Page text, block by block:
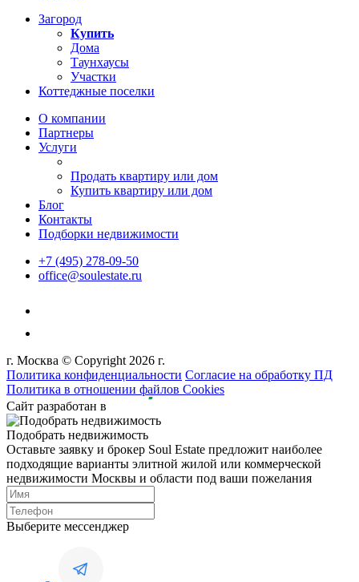
Загород
Купить
Дома
Таунхаусы
Участки
Коттеджные поселки
О компании
Партнеры
Услуги
Продать квартиру или дом
Купить квартиру или дом
Блог
Контакты
Подборки недвижимости
+7 (495) 278-09-50
office@soulestate.ru
г. Москва © Copyright 2026 г.
Политика конфиденциальности Согласие на обработку ПД
Политика в отношении файлов Cookies
Сайт разработан в
Подобрать недвижимость
Оставьте заявку и брокер Soul Estate предложит наиболее
подходящие варианты элитной жилой или коммерческой
недвижимости Москвы и области под ваши пожелания
Выберите мессенджер